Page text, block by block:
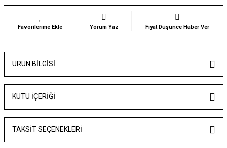
Yorum Yaz Fiyat Düşünce Haber Ver
ÜRÜN BILGISI
KUTU İÇERİĞİ
TAKSIT SEÇENEKLERI